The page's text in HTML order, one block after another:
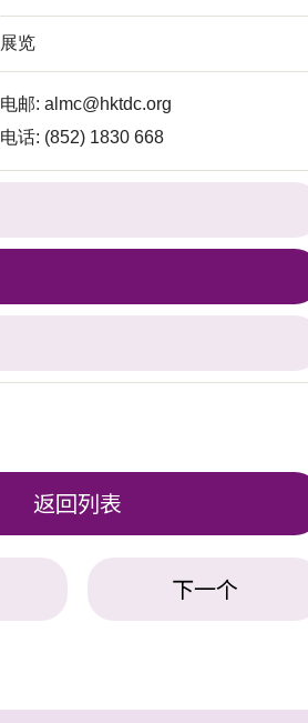
展览
电邮: almc@hktdc.org
电话: (852) 1830 668
返回列表
下一个